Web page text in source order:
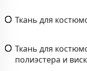
Ткань для
Ткань для
полиэстера и